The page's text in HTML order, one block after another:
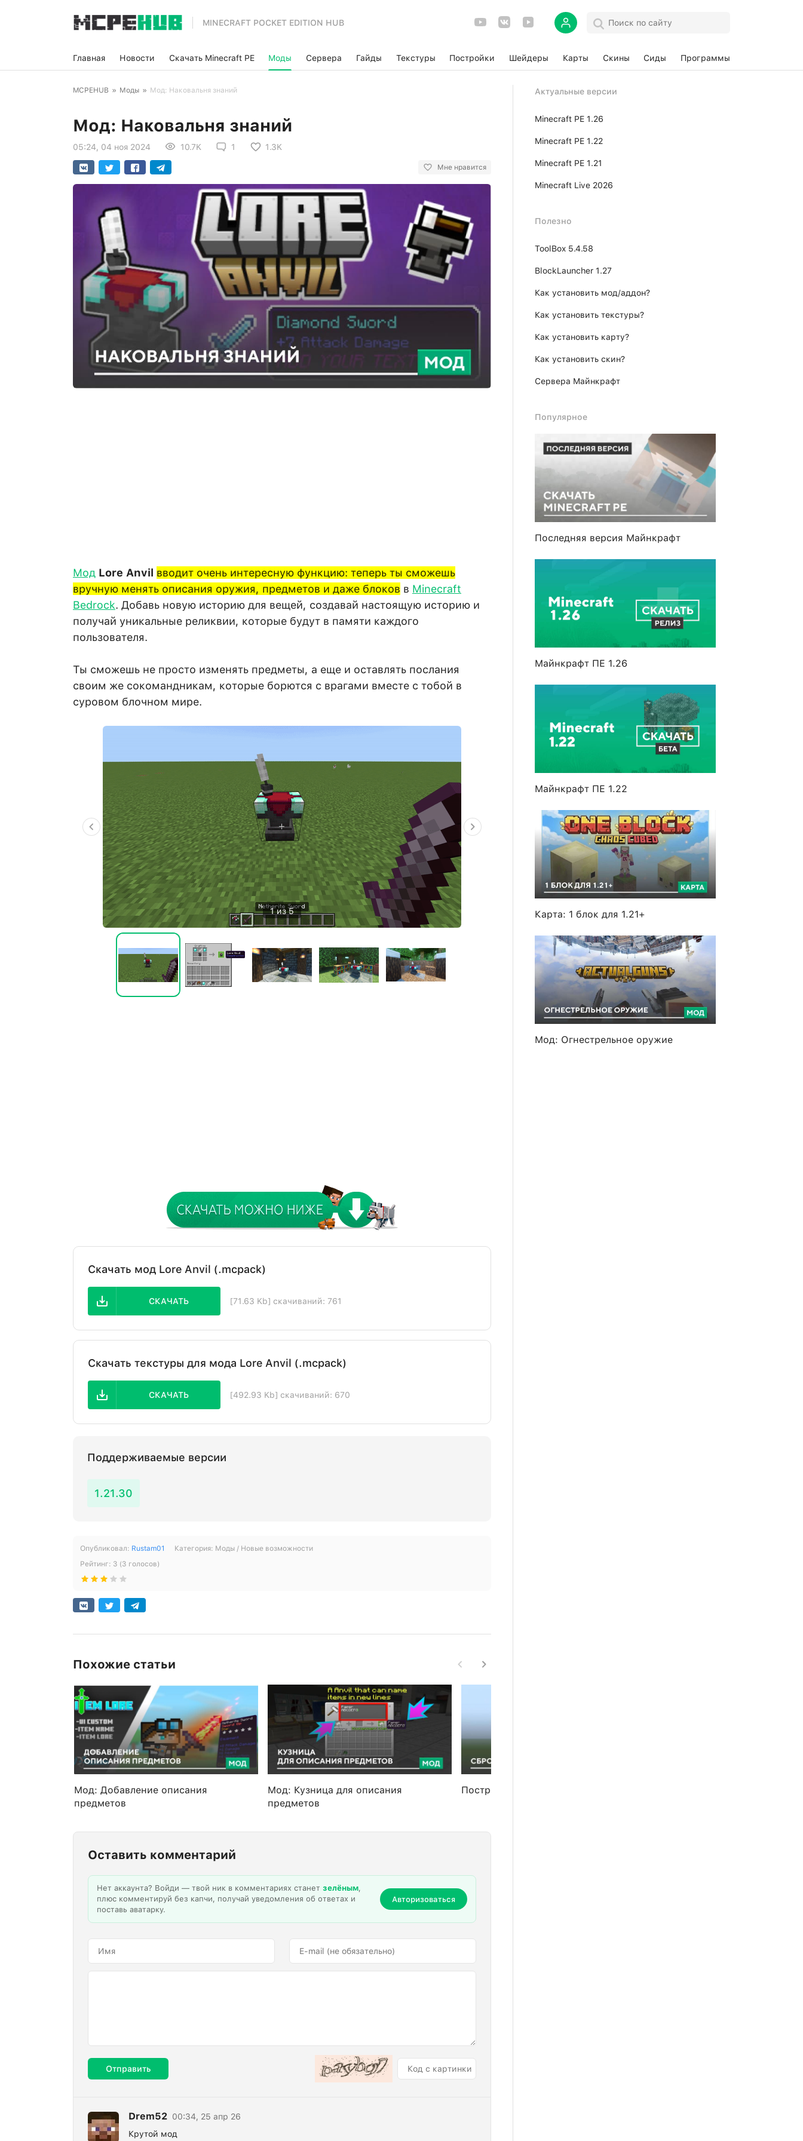
MINECRAFT POCKET EDITION HUB
Главная Новости Скачать Minecraft PE Моды Сервера Гайды Текстуры Постройки Шейдеры Карты Скины Сиды Программы
MCPEHUB » Моды » Мод: Наковальня знаний
Мод: Наковальня знаний
05:24, 04 ноя 2024 10.7K 1 1.3K
Мне нравится
Мод Lore Anvil вводит очень интересную функцию: теперь ты сможешь
вручную менять описания оружия, предметов и даже блоков в Minecraft
Bedrock. Добавь новую историю для вещей, создавай настоящую историю и
получай уникальные реликвии, которые будут в памяти каждого
пользователя.
Ты сможешь не просто изменять предметы, а еще и оставлять послания
своим же сокомандникам, которые борются с врагами вместе с тобой в
суровом блочном мире.
1 из 5
Скачать мод Lore Anvil (.mcpack)
СКАЧАТЬ [71.63 Kb] скачиваний: 761
Скачать текстуры для мода Lore Anvil (.mcpack)
СКАЧАТЬ [492.93 Kb] скачиваний: 670
Поддерживаемые версии
1.21.30
Опубликовал: Rustam01 Категория: Моды / Новые возможности
Рейтинг: 3 (3 голосов)
Похожие статьи
Мод: Добавление описания
предметов
Мод: Кузница для описания
предметов
Постройка: Сброс Наковальни
Оставить комментарий
Нет аккаунта? Войди — твой ник в комментариях станет зелёным,
плюс комментируй без капчи, получай уведомления об ответах и
поставь аватарку.
Авторизоваться
Отправить
Drem52 00:34, 25 апр 26
Крутой мод
Актуальные версии
Minecraft PE 1.26
Minecraft PE 1.22
Minecraft PE 1.21
Minecraft Live 2026
Полезно
ToolBox 5.4.58
BlockLauncher 1.27
Как установить мод/аддон?
Как установить текстуры?
Как установить карту?
Как установить скин?
Сервера Майнкрафт
Популярное
Последняя версия Майнкрафт
Майнкрафт ПЕ 1.26
Майнкрафт ПЕ 1.22
Карта: 1 блок для 1.21+
Мод: Огнестрельное оружие